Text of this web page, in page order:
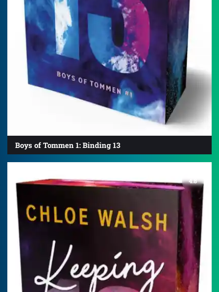
Boys of Tommen 1: Binding 13
4.8